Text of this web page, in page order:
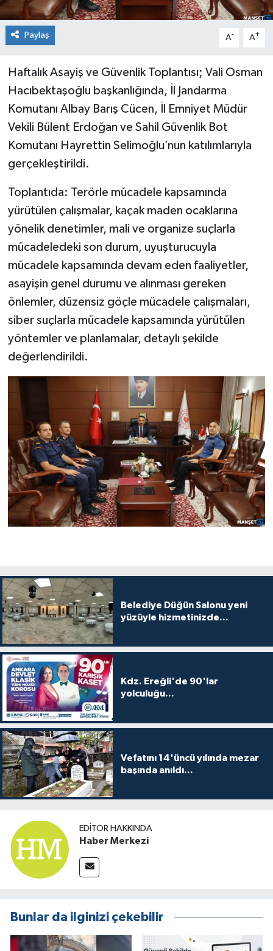
Paylaş A- A+
Haftalık Asayiş ve Güvenlik Toplantısı; Vali Osman
Hacıbektaşoğlu başkanlığında, İl Jandarma
Komutanı Albay Barış Cücen, İl Emniyet Müdür
Vekili Bülent Erdoğan ve Sahil Güvenlik Bot
Komutanı Hayrettin Selimoğlu’nun katılımlarıyla
gerçekleştirildi.
Toplantıda: Terörle mücadele kapsamında
yürütülen çalışmalar, kaçak maden ocaklarına
yönelik denetimler, mali ve organize suçlarla
mücadeledeki son durum, uyuşturucuyla
mücadele kapsamında devam eden faaliyetler,
asayişin genel durumu ve alınması gereken
önlemler, düzensiz göçle mücadele çalışmaları,
siber suçlarla mücadele kapsamında yürütülen
yöntemler ve planlamalar, detaylı şekilde
değerlendirildi.
Belediye Düğün Salonu yeni
yüzüyle hizmetinizde...
Kdz. Ereğli'de 90'lar
yolculuğu...
Vefatını 14'üncü yılında mezar
başında anıldı...
EDITÖR HAKKINDA
Haber Merkezi
Bunlar da ilginizi çekebilir